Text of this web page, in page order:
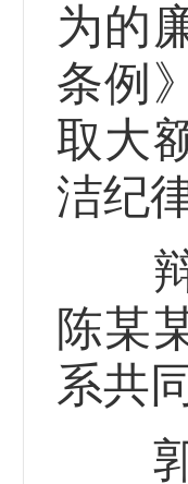
为的
条例
取大
洁纪
辩
陈某
系共
郭